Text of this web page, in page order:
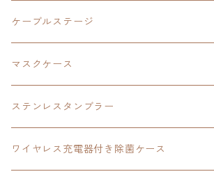
ダブルアクリルキーチェーン
極厚アクリルキーチェーン
オーロラアクリルスタンド
イースvs空の軌跡
軌跡シリーズ20周年
界の軌跡
アクリルマグネット
空の軌跡1st
界の軌跡
ドラえもん
黎の軌跡Ⅱ
界の軌跡
零の軌跡：改
碧の軌跡：改
創の軌跡
40周年記念
創の軌跡
軌跡シリーズ15周年
創の軌跡
イースⅨ
創の軌跡
軌跡シリーズ
ケーブルステージ
閃の軌跡Ⅲ
創の軌跡
マスクケース
創の軌跡
ステンレスタンブラー
ワイヤレス充電器付き除菌ケース